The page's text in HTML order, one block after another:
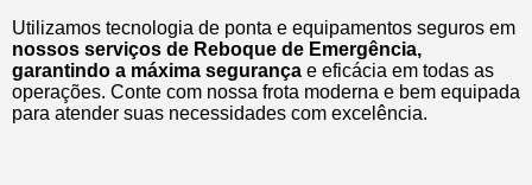
Utilizamos tecnologia de ponta e equipamentos seguros em
nossos serviços de Reboque de Emergência,
garantindo a máxima segurança e eficácia em todas as
operações. Conte com nossa frota moderna e bem equipada
para atender suas necessidades com excelência.